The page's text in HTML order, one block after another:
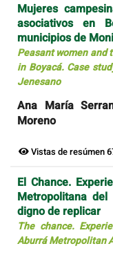
Mujeres
asociativos en
municipios de
Peasant women and
in Boyacá. Case
Jenesano
Ana María
Moreno
Vistas de resúmen
El Chance.
Metropolitana
digno de replicar
The chance.
Aburrá Metropolitan